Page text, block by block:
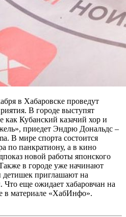
в Хабаровске проведут
В городе выступят
как Кубанский казачий хор и
приедет Эндрю Дональдс –
В мире спорта состоится
по панкратиону, а в кино
новой работы японского
в городе уже начинают
детишек приглашают на
Что еще ожидает хабаровчан на
в материале «ХабИнфо».